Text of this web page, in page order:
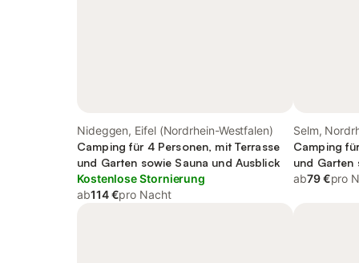
Nideggen, Eifel (Nordrhein-Westfalen)
Camping für 4 Personen, mit Terrasse
und Garten sowie Sauna und Ausblick
Kostenlose Stornierung
ab114 €pro Nacht
Selm,
Camping
und Garten
ab79 €pro